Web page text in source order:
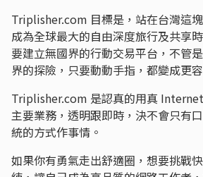
Triplisher.com 目標是，站在台灣這
成為全球最大的自由深度旅行及共享
要建立無國界的行動交易平台，不管
界的探險，只要動動手指，都變成更
Triplisher.com 是認真的用真
主要業務，透明跟即時，決不會只有
統的方式作事情。
如果你有勇氣走出舒適圈，想要挑戰